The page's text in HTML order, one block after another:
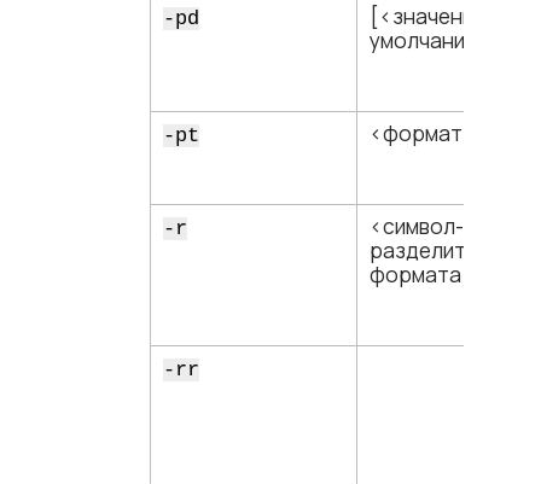
-pd
[<​значение по
умолчанию​>]
-pt <​формат даты​>
-r
<​символ-
разделитель для
формата 2​>
-rr